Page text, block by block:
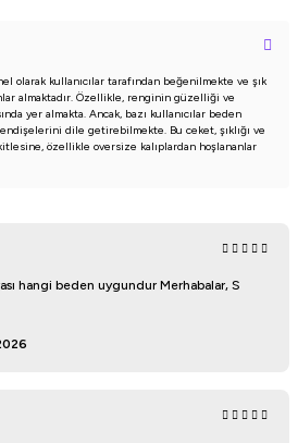
olarak kullanıcılar tarafından beğenilmekte ve şık
almaktadır. Özellikle, renginin güzelliği ve
yer almakta. Ancak, bazı kullanıcılar beden
dile getirebilmekte. Bu ceket, şıklığı ve
özellikle oversize kalıplardan hoşlananlar
hangi beden uygundur Merhabalar, S